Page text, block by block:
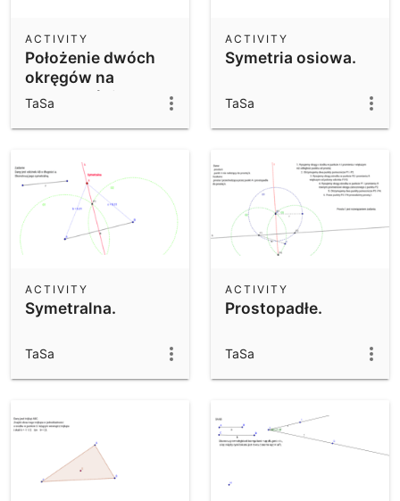
Położenie dwóch
okręgów na
płaszczyźnie
ACTIVITY
TaSa
Symetria osiowa.
ACTIVITY
TaSa
Symetralna.
ACTIVITY
TaSa
Prostopadłe.
ACTIVITY
TaSa